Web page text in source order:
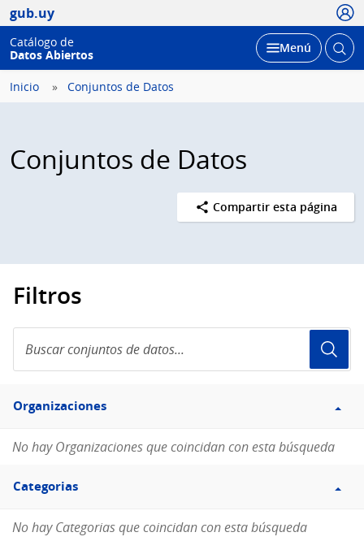
gub.uy
Catálogo de
Datos Abiertos
Desplegar
Menú Abrir
Inicio Conjuntos de Datos
Conjuntos de Datos
Compartir esta página
Filtros
conjuntos
de
Filtro
Organizaciones
Organizaciones
No hay Organizaciones que coincidan con esta búsqueda
Filtro
Categorias
Categorias
No hay Categorias que coincidan con esta búsqueda